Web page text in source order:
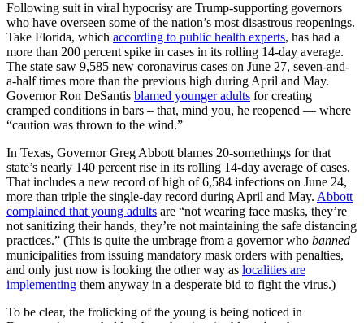
Following suit in viral hypocrisy are Trump-supporting governors
who have overseen some of the nation’s most disastrous reopenings.
Take Florida, which according to public health experts, has had a
more than 200 percent spike in cases in its rolling 14-day average.
The state saw 9,585 new coronavirus cases on June 27, seven-and-
a-half times more than the previous high during April and May.
Governor Ron DeSantis blamed younger adults for creating
cramped conditions in bars – that, mind you, he reopened — where
“caution was thrown to the wind.”
In Texas, Governor Greg Abbott blames 20-somethings for that
state’s nearly 140 percent rise in its rolling 14-day average of cases.
That includes a new record of high of 6,584 infections on June 24,
more than triple the single-day record during April and May. Abbott
complained that young adults are “not wearing face masks, they’re
not sanitizing their hands, they’re not maintaining the safe distancing
practices.” (This is quite the umbrage from a governor who banned
municipalities from issuing mandatory mask orders with penalties,
and only just now is looking the other way as localities are
implementing them anyway in a desperate bid to fight the virus.)
To be clear, the frolicking of the young is being noticed in